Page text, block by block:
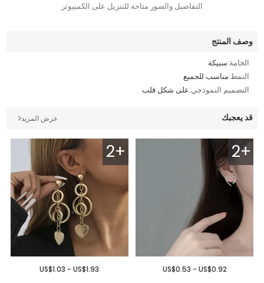
التفاصيل والصور متاحة للتنزيل على الكمبيوتر
وصف المنتج
الخامة:سبيكة
النمط:مناسب للجميع
التصميم النموذجي:على شكل قلب
قد يعجبك عرض المزيد
2+
US$0.53 - US$0.92
2+
US$1.03 - US$1.93